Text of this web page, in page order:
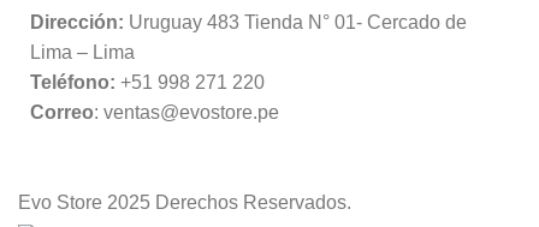
Dirección: Uruguay 483 Tienda N° 01- Cercado de
Lima – Lima
Teléfono: +51 998 271 220
Correo: ventas@evostore.pe
Evo Store 2025 Derechos Reservados.